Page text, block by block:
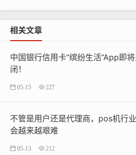
贷记卡 0.52%-
1交易手续费 网联/银联单笔
支付宝/微信/
相关文章
中国银行信用卡“缤纷生活”App即
闭！
05-15 227
不管是用户还是代理商，pos机行
会越来越艰难
05-13 212